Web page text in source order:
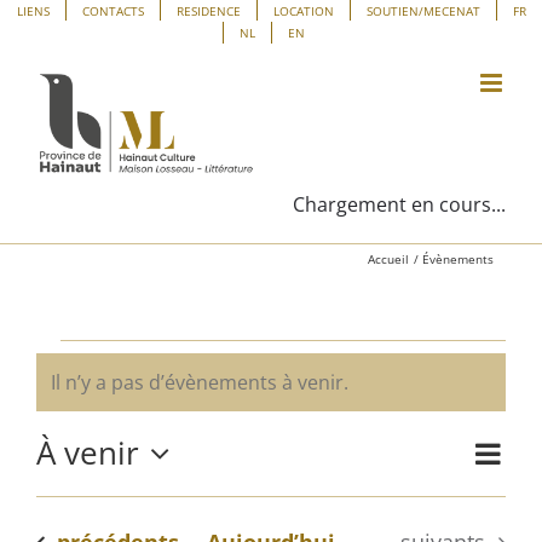
Panneau de gestion des cookies
Passer
contenu
LIENS CONTACTS RESIDENCE LOCATION SOUTIEN/MECENAT
FR
NL
EN
Chargement en cours...
Accueil Évènements
Évènements
Notice
Il n’y a pas d’évènements à venir.
Liste
À venir
Sélectionnez